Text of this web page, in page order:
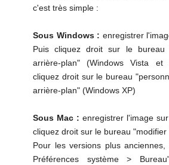
c'est très simple :
Sous Windows : enregistrer
Puis cliquez droit sur le bureau
arrière-plan" (Windows Vista
cliquez droit sur le bureau
arrière-plan" (Windows XP)
Sous Mac : enregistrer l'image
cliquez droit sur le bureau
Pour les versions plus
Préférences système >